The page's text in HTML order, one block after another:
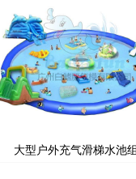
大型户外充气滑梯水池